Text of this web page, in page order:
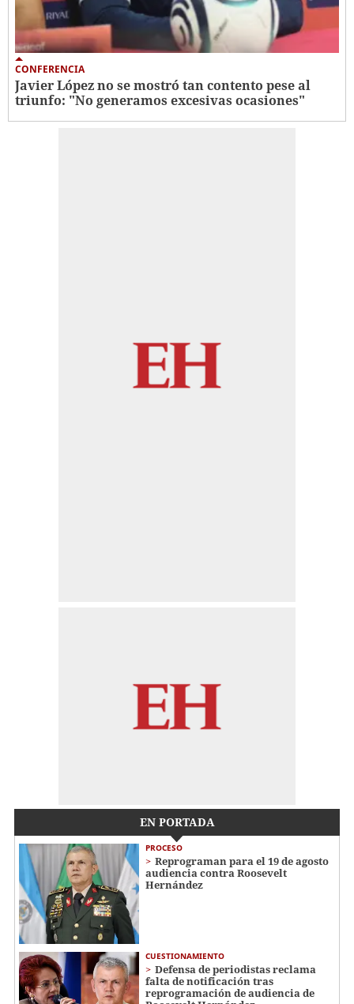
CONFERENCIA
Javier López no se mostró tan contento pese al
triunfo: "No generamos excesivas ocasiones"
EN PORTADA
PROCESO
Reprograman para el 19 de agosto
audiencia contra Roosevelt
Hernández
CUESTIONAMIENTO
Defensa de periodistas reclama
falta de notificación tras
reprogramación de audiencia de